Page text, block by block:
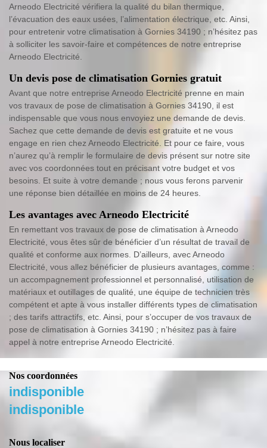
Arneodo Electricité vérifiera la qualité du bilan thermique,
l’évacuation des eaux usées, l’alimentation électrique, etc. Ainsi,
pour entretenir votre climatisation à Gornies 34190 ; n’hésitez pas
à solliciter les savoir-faire et compétences de notre entreprise
Arneodo Electricité.
Un devis pose de climatisation Gornies gratuit
Avant que notre entreprise Arneodo Electricité prenne en main
vos travaux de pose de climatisation à Gornies 34190, il est
indispensable que vous nous envoyiez une demande de devis.
Sachez que cette demande de devis est gratuite et ne vous
engage en rien chez Arneodo Electricité. Et pour ce faire, vous
n’aurez qu’à remplir le formulaire de devis présent sur notre site
avec vos coordonnées tout en précisant votre budget et vos
besoins. Et suite à votre demande ; nous vous ferons parvenir
une réponse bien détaillée en moins de 24 heures.
Les avantages avec Arneodo Electricité
En remettant vos travaux de pose de climatisation à Arneodo
Electricité, vous êtes sûr de bénéficier d’un résultat de travail de
qualité et conforme aux normes. D’ailleurs, avec Arneodo
Electricité, vous allez bénéficier de plusieurs avantages, comme :
un accompagnement professionnel et personnalisé, utilisation de
matériaux et outillages de qualité, une équipe de technicien très
compétent et apte à vous installer différents types de climatisation
; des tarifs attractifs, etc. Ainsi, pour s’occuper de vos travaux de
pose de climatisation à Gornies 34190 ; n’hésitez pas à faire
appel à notre entreprise Arneodo Electricité.
Nos coordonnées
indisponible
indisponible
Nous localiser